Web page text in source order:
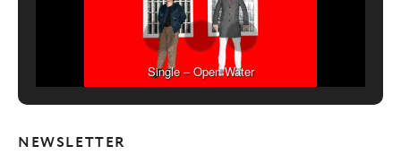
Single – Open Water
NEWSLETTER